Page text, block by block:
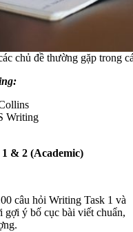
chủ đề thường gặp trong
Writing
& 2 (Academic)
câu hỏi Writing Task 1 và
ý bố cục bài viết chuẩn,